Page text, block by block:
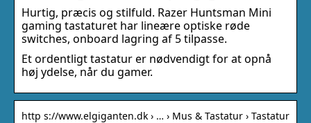
Hurtig, præcis og stilfuld. Razer Huntsman Mini
gaming tastaturet har lineære optiske røde
switches, onboard lagring af 5 tilpasse.
Et ordentligt tastatur er nødvendigt for at opnå
høj ydelse, når du gamer.
http s://www.elgiganten.dk › … › Mus & Tastatur › Tastatur